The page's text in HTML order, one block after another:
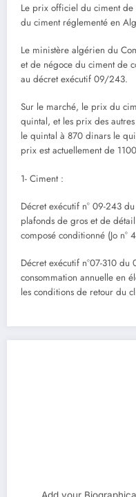
Le prix officiel du ciment
du ciment réglementé en
Le ministère algérien du
et de négoce du ciment de
au décret exécutif 09/243.
Sur le marché, le prix du
quintal, et les prix des
le quintal à 870 dinars le
prix est actuellement de
1- Ciment :
Décret exécutif n° 09-243
plafonds de gros et de
composé conditionné (Jo
Décret exécutif n°07-310
consommation annuelle en
les conditions de retour du